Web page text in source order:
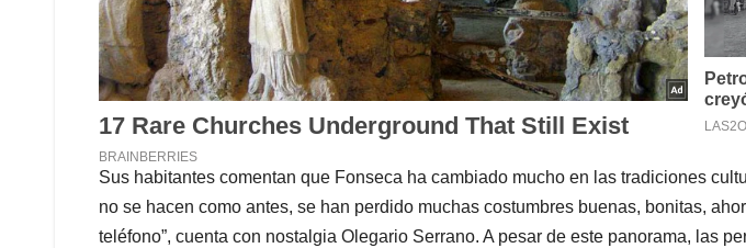
Sus habitantes comentan que Fonseca ha cambiado mucho en las tradiciones
no se hacen como antes, se han perdido muchas costumbres buenas, bonitas,
teléfono”, cuenta con nostalgia Olegario Serrano. A pesar de este panorama, las